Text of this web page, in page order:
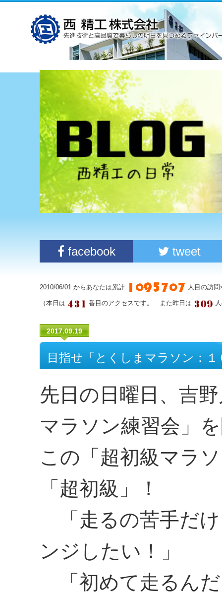
facebook tweet
2010/06/01 からあなたは累計 人目の訪
（本日は 番目のアクセスです。 また昨日は
2017.09.19
目指せ「とくしまマラソン：
先日の日曜日、吉
マラソン練習会」
この「超初級マラ
「超初級」！
「走るの苦手だ
ンジしたい！」
「初めて走るん